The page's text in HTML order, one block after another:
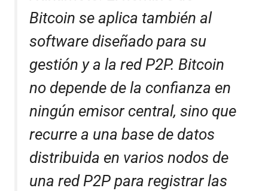
Bitcoin se aplica también al
software diseñado para su
gestión y a la red P2P. Bitcoin
no depende de la confianza en
ningún emisor central, sino que
recurre a una base de datos
distribuida en varios nodos de
una red P2P para registrar las